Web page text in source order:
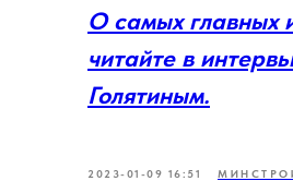
О самых главных
читайте в
Голятиным.
2023-01-09 16:51